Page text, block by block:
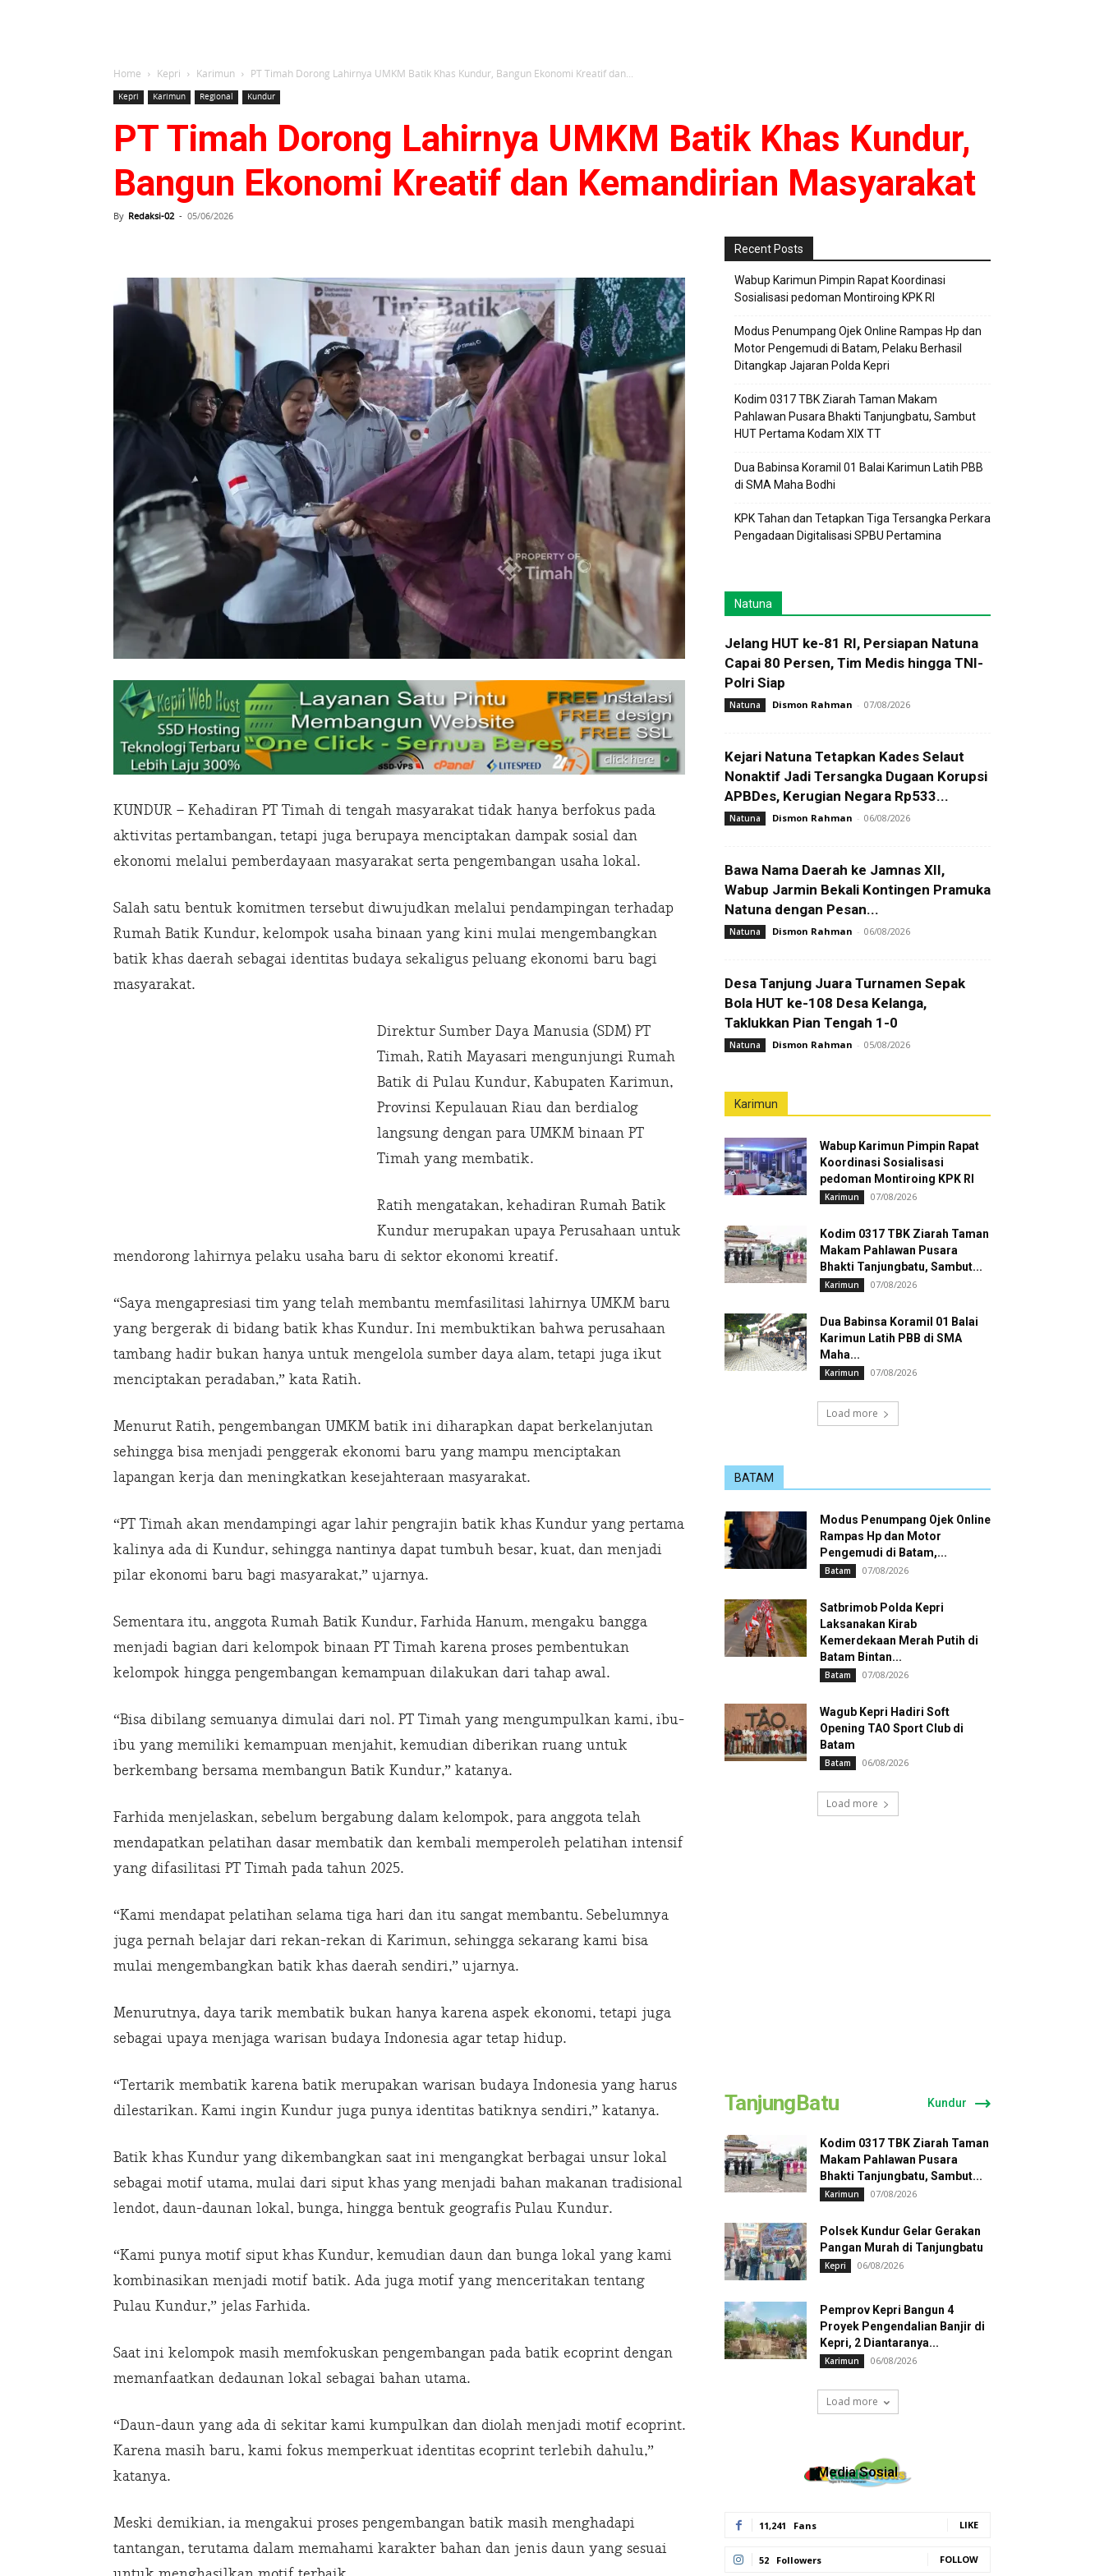
Home Kepri Karimun PT Timah Dorong Lahirnya UMKM Batik Khas Kundur, Bangun Ekonomi Kreatif dan...
Kepri Karimun Regional Kundur
PT Timah Dorong Lahirnya UMKM Batik Khas Kundur,
Bangun Ekonomi Kreatif dan Kemandirian Masyarakat
By Redaksi-02 - 05/06/2026
KUNDUR – Kehadiran PT Timah di tengah masyarakat tidak hanya berfokus pada
aktivitas pertambangan, tetapi juga berupaya menciptakan dampak sosial dan
ekonomi melalui pemberdayaan masyarakat serta pengembangan usaha lokal.
Salah satu bentuk komitmen tersebut diwujudkan melalui pendampingan terhadap
Rumah Batik Kundur, kelompok usaha binaan yang kini mulai mengembangkan
batik khas daerah sebagai identitas budaya sekaligus peluang ekonomi baru bagi
masyarakat.
Direktur Sumber Daya Manusia (SDM) PT
Timah, Ratih Mayasari mengunjungi Rumah
Batik di Pulau Kundur, Kabupaten Karimun,
Provinsi Kepulauan Riau dan berdialog
langsung dengan para UMKM binaan PT
Timah yang membatik.
Ratih mengatakan, kehadiran Rumah Batik
Kundur merupakan upaya Perusahaan untuk
mendorong lahirnya pelaku usaha baru di sektor ekonomi kreatif.
“Saya mengapresiasi tim yang telah membantu memfasilitasi lahirnya UMKM baru
yang bergerak di bidang batik khas Kundur. Ini membuktikan bahwa perusahaan
tambang hadir bukan hanya untuk mengelola sumber daya alam, tetapi juga ikut
menciptakan peradaban,” kata Ratih.
Menurut Ratih, pengembangan UMKM batik ini diharapkan dapat berkelanjutan
sehingga bisa menjadi penggerak ekonomi baru yang mampu menciptakan
lapangan kerja dan meningkatkan kesejahteraan masyarakat.
“PT Timah akan mendampingi agar lahir pengrajin batik khas Kundur yang pertama
kalinya ada di Kundur, sehingga nantinya dapat tumbuh besar, kuat, dan menjadi
pilar ekonomi baru bagi masyarakat,” ujarnya.
Sementara itu, anggota Rumah Batik Kundur, Farhida Hanum, mengaku bangga
menjadi bagian dari kelompok binaan PT Timah karena proses pembentukan
kelompok hingga pengembangan kemampuan dilakukan dari tahap awal.
“Bisa dibilang semuanya dimulai dari nol. PT Timah yang mengumpulkan kami, ibu-
ibu yang memiliki kemampuan menjahit, kemudian diberikan ruang untuk
berkembang bersama membangun Batik Kundur,” katanya.
Farhida menjelaskan, sebelum bergabung dalam kelompok, para anggota telah
mendapatkan pelatihan dasar membatik dan kembali memperoleh pelatihan intensif
yang difasilitasi PT Timah pada tahun 2025.
“Kami mendapat pelatihan selama tiga hari dan itu sangat membantu. Sebelumnya
juga pernah belajar dari rekan-rekan di Karimun, sehingga sekarang kami bisa
mulai mengembangkan batik khas daerah sendiri,” ujarnya.
Menurutnya, daya tarik membatik bukan hanya karena aspek ekonomi, tetapi juga
sebagai upaya menjaga warisan budaya Indonesia agar tetap hidup.
“Tertarik membatik karena batik merupakan warisan budaya Indonesia yang harus
dilestarikan. Kami ingin Kundur juga punya identitas batiknya sendiri,” katanya.
Batik khas Kundur yang dikembangkan saat ini mengangkat berbagai unsur lokal
sebagai motif utama, mulai dari siput khas yang menjadi bahan makanan tradisional
lendot, daun-daunan lokal, bunga, hingga bentuk geografis Pulau Kundur.
“Kami punya motif siput khas Kundur, kemudian daun dan bunga lokal yang kami
kombinasikan menjadi motif batik. Ada juga motif yang menceritakan tentang
Pulau Kundur,” jelas Farhida.
Saat ini kelompok masih memfokuskan pengembangan pada batik ecoprint dengan
memanfaatkan dedaunan lokal sebagai bahan utama.
“Daun-daun yang ada di sekitar kami kumpulkan dan diolah menjadi motif ecoprint.
Karena masih baru, kami fokus memperkuat identitas ecoprint terlebih dahulu,”
katanya.
Meski demikian, ia mengakui proses pengembangan batik masih menghadapi
tantangan, terutama dalam memahami karakter bahan dan jenis daun yang sesuai
Recent Posts
Wabup Karimun Pimpin Rapat Koordinasi
Sosialisasi pedoman Montiroing KPK RI
Modus Penumpang Ojek Online Rampas Hp dan
Motor Pengemudi di Batam, Pelaku Berhasil
Ditangkap Jajaran Polda Kepri
Kodim 0317 TBK Ziarah Taman Makam
Pahlawan Pusara Bhakti Tanjungbatu, Sambut
HUT Pertama Kodam XIX TT
Dua Babinsa Koramil 01 Balai Karimun Latih PBB
di SMA Maha Bodhi
KPK Tahan dan Tetapkan Tiga Tersangka Perkara
Pengadaan Digitalisasi SPBU Pertamina
Natuna
Jelang HUT ke-81 RI, Persiapan Natuna
Capai 80 Persen, Tim Medis hingga TNI-
Polri Siap
Natuna Dismon Rahman - 07/08/2026
Kejari Natuna Tetapkan Kades Selaut
Nonaktif Jadi Tersangka Dugaan Korupsi
APBDes, Kerugian Negara Rp533...
Natuna Dismon Rahman - 06/08/2026
Bawa Nama Daerah ke Jamnas XII,
Wabup Jarmin Bekali Kontingen Pramuka
Natuna dengan Pesan...
Natuna Dismon Rahman - 06/08/2026
Desa Tanjung Juara Turnamen Sepak
Bola HUT ke-108 Desa Kelanga,
Taklukkan Pian Tengah 1-0
Natuna Dismon Rahman - 05/08/2026
Karimun
Wabup Karimun Pimpin Rapat
Koordinasi Sosialisasi
pedoman Montiroing KPK RI
Karimun 07/08/2026
Kodim 0317 TBK Ziarah Taman
Makam Pahlawan Pusara
Bhakti Tanjungbatu, Sambut...
Karimun 07/08/2026
Dua Babinsa Koramil 01 Balai
Karimun Latih PBB di SMA
Maha...
Karimun 07/08/2026
Load more
BATAM
Modus Penumpang Ojek Online
Rampas Hp dan Motor
Pengemudi di Batam,...
Batam 07/08/2026
Satbrimob Polda Kepri
Laksanakan Kirab
Kemerdekaan Merah Putih di
Batam Bintan...
Batam 07/08/2026
Wagub Kepri Hadiri Soft
Opening TAO Sport Club di
Batam
Batam 06/08/2026
Load more
TanjungBatu Kundur
Kodim 0317 TBK Ziarah Taman
Makam Pahlawan Pusara
Bhakti Tanjungbatu, Sambut...
Karimun 07/08/2026
Polsek Kundur Gelar Gerakan
Pangan Murah di Tanjungbatu
Kepri 06/08/2026
Pemprov Kepri Bangun 4
Proyek Pengendalian Banjir di
Kepri, 2 Diantaranya...
Karimun 06/08/2026
Load more
Media Sosial
11,241 Fans LIKE
52 Followers FOLLOW